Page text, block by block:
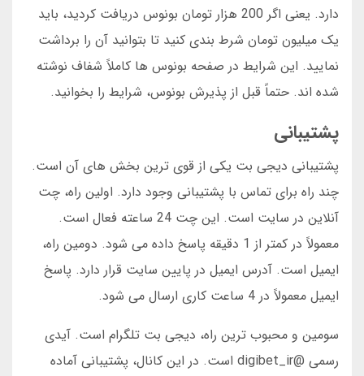
دارد. یعنی اگر 200 هزار تومان بونوس دریافت کردید، باید
یک میلیون تومان شرط بندی کنید تا بتوانید آن را برداشت
نمایید. این شرایط در صفحه بونوس ها کاملاً شفاف نوشته
شده اند. حتماً قبل از پذیرش بونوس، شرایط را بخوانید.
پشتیبانی
پشتیبانی دیجی بت یکی از قوی ترین بخش های آن است.
چند راه برای تماس با پشتیبانی وجود دارد. اولین راه، چت
آنلاین در سایت است. این چت 24 ساعته فعال است.
معمولاً در کمتر از 1 دقیقه پاسخ داده می شود. دومین راه،
ایمیل است. آدرس ایمیل در پایین سایت قرار دارد. پاسخ
ایمیل معمولاً در 4 ساعت کاری ارسال می شود.
سومین و محبوب ترین راه، دیجی بت تلگرام است. آیدی
رسمی @digibet_ir است. در این کانال، پشتیبانی آماده